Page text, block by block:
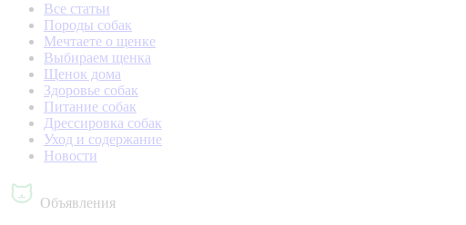
Все статьи
Породы собак
Мечтаете о щенке
Выбираем щенка
Щенок дома
Здоровье собак
Питание собак
Дрессировка собак
Уход и содержание
Новости
Объявления